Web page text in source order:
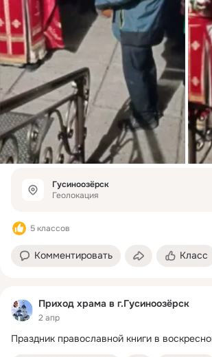
Гусиноозёрск
Геолокация
5 классов
Комментировать Класс
Приход храма в г.Гусиноозёрск
2 апр
Праздник православной книги в